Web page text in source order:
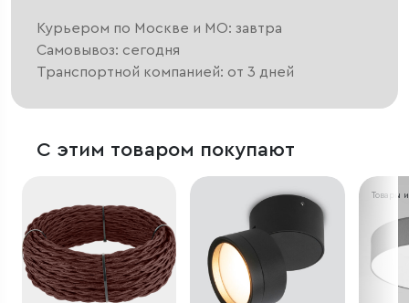
Курьером по Москве и МО: завтра
Самовывоз: сегодня
Транспортной компанией: от 3 дней
С этим товаром покупают
Товары